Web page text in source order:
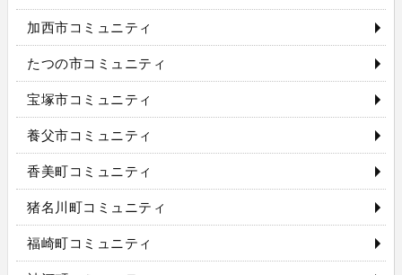
加西市コミュニティ
たつの市コミュニティ
宝塚市コミュニティ
養父市コミュニティ
香美町コミュニティ
猪名川町コミュニティ
福崎町コミュニティ